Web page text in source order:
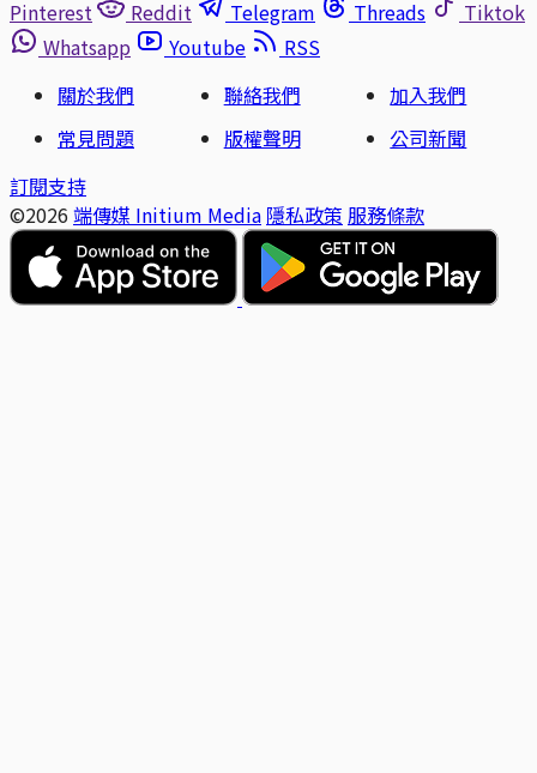
Pinterest
Reddit Telegram Threads
Tiktok
Whatsapp
Youtube
RSS
關於我們
聯絡我們
加入我們
常見問題
版權聲明
公司新聞
訂閱支持
©2026 端傳媒 Initium Media 隱私政策 服務條款